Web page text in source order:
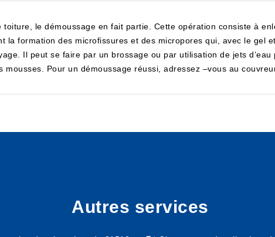
le démoussage en fait partie. Cette opération consiste à
la formation des microfissures et des micropores qui, avec le gel
Il peut se faire par un brossage ou par utilisation de jets
Pour un démoussage réussi, adressez –vous au
Autres services